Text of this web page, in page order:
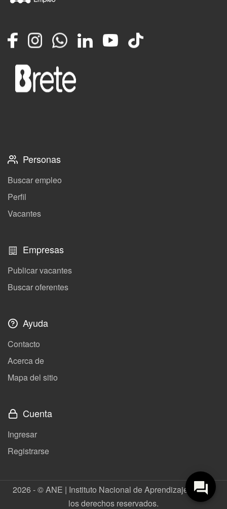
FacebookInstagramWhatsappLinkedInYouTube
TikTok
Personas
Buscar empleo
Perfil
Vacantes
Empresas
Publicar vacantes
Buscar oferentes
Ayuda
Contacto
Acerca de
Mapa del sitio
Cuenta
Ingresar
Registrarse
2026 - © ANE | Instituto Nacional de Aprendizaje. Todos
los derechos reservados.